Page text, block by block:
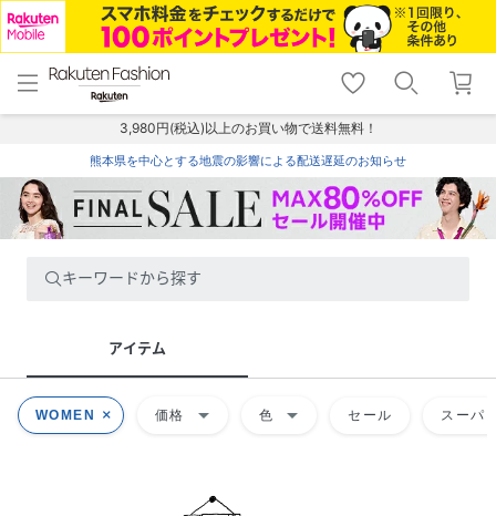
menu home
トップ
shopping_cart lock_outline
ログイン
3,980円(税込)以上のお買い物で送料無料！
熊本県を中心とする地震の影響による配送遅延のお知らせ
キーワードから探す
アイテム
WOMEN 価格 arrow_drop_down 色 arrow_drop_down セール スーパ